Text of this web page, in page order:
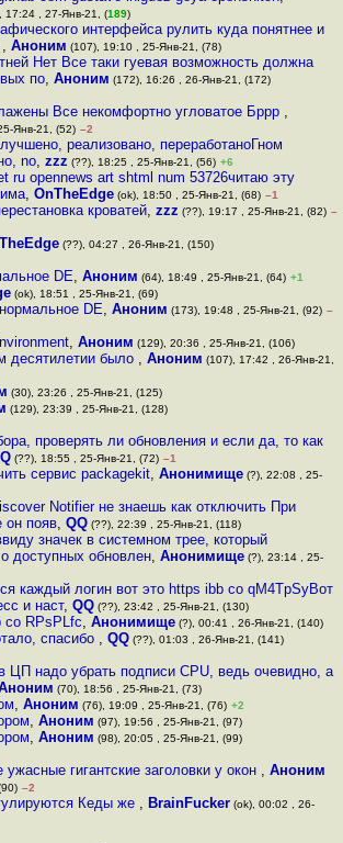
17:24 , 27-Янв-21, (189)
интерфейса рулить куда понятнее и
, Аноним (107), 19:10 , 25-Янв-21, (78)
Нет Все таки гуевая возможность должна
по, Аноним (172), 16:26 , 26-Янв-21, (172)
Все некомфортно угловатое Бррр ,
Янв-21, (52) –2
реализовано, переработаноГном
no,zzz (??), 18:25 , 25-Янв-21, (56) +6
ru opennews art shtml num 53726читаю эту
, OnTheEdge(ok), 18:50 , 25-Янв-21, (68) –1
кроватей, zzz (??), 19:17 , 25-Янв-21, (82) –
(??), 04:27 , 26-Янв-21, (150)
DE,Аноним (64), 18:49 , 25-Янв-21, (64) +1
(ok), 18:51 , 25-Янв-21, (69)
DE, Аноним (173), 19:48 , 25-Янв-21, (92) –
, Аноним (129), 20:36 , 25-Янв-21, (106)
десятилетии было , Аноним (107), 17:42 , 26-Янв-21,
(30), 23:26 , 25-Янв-21, (125)
(129), 23:39 , 25-Янв-21, (128)
проверять ли обновления и если да, то как
(??), 18:55 , 25-Янв-21, (72) –1
сервис packagekit, Анонимище(?), 22:08 , 25-
Notifier не знаешь как отключить При
он появ, QQ(??), 22:39 , 25-Янв-21, (118)
значек в системном трее, который
доступных обновлен,Анонимище (?), 23:14 , 25-
каждый логин вот это https ibb co qM4TpSyВот
и наст, QQ(??), 23:42 , 25-Янв-21, (130)
co RPsPLfc, Анонимище(?), 00:41 , 26-Янв-21, (140)
спасибо ,QQ (??), 01:03 , 26-Янв-21, (141)
ЦП надо убрать подписи CPU, ведь очевидно, а
(70), 18:56 , 25-Янв-21, (73)
,Аноним (76), 19:09 , 25-Янв-21, (76) +2
, Аноним (97), 19:56 , 25-Янв-21, (97)
, Аноним (98), 20:05 , 25-Янв-21, (99)
гигантские заголовки у окон ,Аноним
–2
Кеды же , BrainFucker(ok), 00:02 , 26-